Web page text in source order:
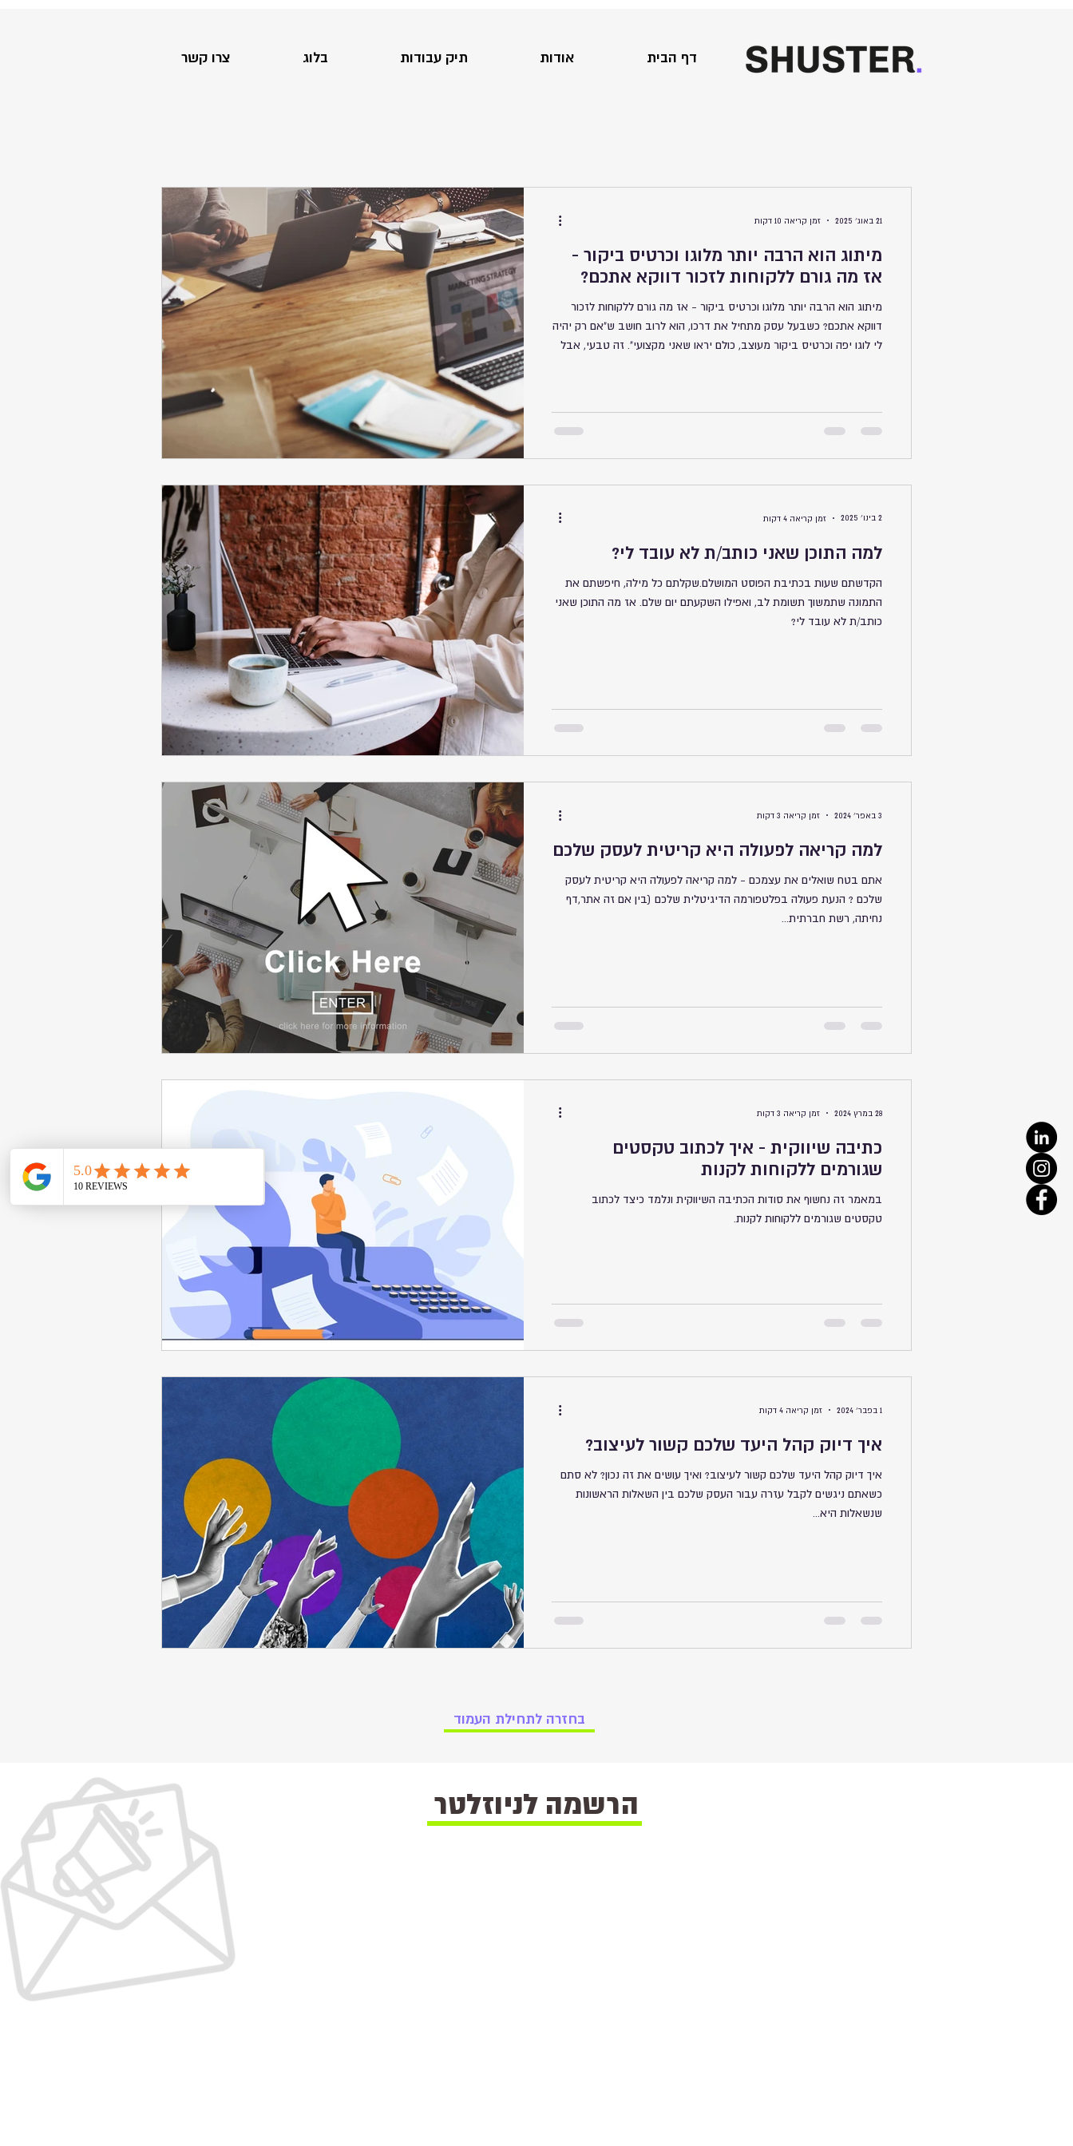
דף הבית אודות תיק עבודות בלוג צרו קשר
מיתוג הוא הרבה יותר מלוגו וכרטיס ביקור -
אז מה גורם ללקוחות לזכור דווקא אתכם?
מיתוג הוא הרבה יותר מלוגו וכרטיס ביקור - אז מה גורם ללקוחות לזכור
דווקא אתכם? כשבעל עסק מתחיל את דרכו, הוא לרוב חושב ש"אם רק יהיה
לי לוגו יפה וכרטיס ביקור מעוצב, כולם יראו שאני מקצועי". זה טבעי, אבל
21 באוג׳ 2025 זמן קריאה 10 דקות
למה התוכן שאני כותב/ת לא עובד לי?
הקדשתם שעות בכתיבת הפוסט המושלם.שקלתם כל מילה, חיפשתם את
התמונה שתמשוך תשומת לב, ואפילו השקעתם יום שלם. אז מה התוכן שאני
כותב/ת לא עובד לי?
2 בינו׳ 2025 זמן קריאה 4 דקות
למה קריאה לפעולה היא קריטית לעסק שלכם
אתם בטח שואלים את עצמכם - למה קריאה לפעולה היא קריטית לעסק
שלכם ? הנעת פעולה בפלטפורמה הדיגיטלית שלכם (בין אם זה אתר,דף
נחיתה, רשת חברתית...
3 באפר׳ 2024 זמן קריאה 3 דקות
כתיבה שיווקית - איך לכתוב טקסטים
שגורמים ללקוחות לקנות
במאמר זה נחשוף את סודות הכתיבה השיווקית ונלמד כיצד לכתוב
טקסטים שגורמים ללקוחות לקנות.
28 במרץ 2024 זמן קריאה 3 דקות
איך דיוק קהל היעד שלכם קשור לעיצוב?
איך דיוק קהל היעד שלכם קשור לעיצוב? ואיך עושים את זה נכון? לא סתם
כשאתם ניגשים לקבל עזרה עבור העסק שלכם בין השאלות הראשונות
שנשאלות היא...
1 בפבר׳ 2024 זמן קריאה 4 דקות
בחזרה לתחילת העמוד
הרשמה לניוזלטר